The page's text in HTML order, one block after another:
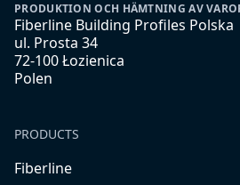
PRODUKTION OCH HÄMTNING AV
Fiberline Building Profiles Polska
ul. Prosta 34
72-100 Łozienica
Polen
PRODUCTS
Fiberline